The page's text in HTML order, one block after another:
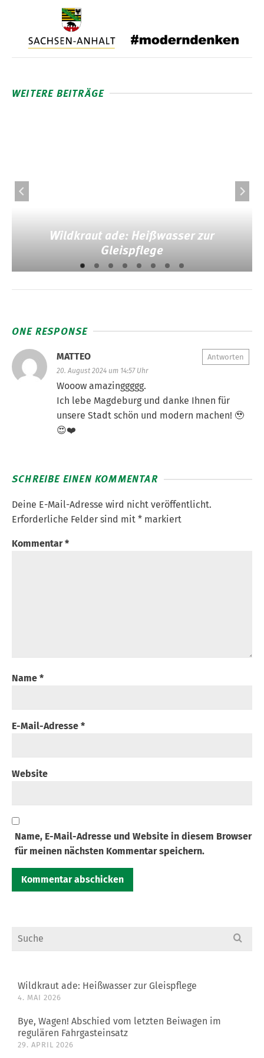
WEITERE BEITRÄGE
Wildkraut ade: Heißwasser zur
Gleispflege
ONE RESPONSE
MATTEO
20. August 2024 um 14:57 Uhr
Wooow amazinggggg.
Ich lebe Magdeburg und danke Ihnen für
unsere Stadt schön und modern machen! 🥹
😍❤️
Antworten
SCHREIBE EINEN KOMMENTAR
Deine E-Mail-Adresse wird nicht veröffentlicht.
Erforderliche Felder sind mit * markiert
Kommentar*
Name *
E-Mail-Adresse *
Website
Name, E-Mail-Adresse und Website in diesem Browser
für meinen nächsten Kommentar speichern.
Search
for:
Wildkraut ade: Heißwasser zur Gleispflege
4. MAI 2026
Bye, Wagen! Abschied vom letzten Beiwagen im
regulären Fahrgasteinsatz
29. APRIL 2026